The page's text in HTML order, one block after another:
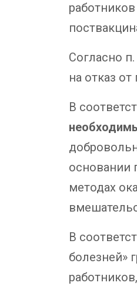
Согласно
на отказ
В
основании
методах
В
болезней»